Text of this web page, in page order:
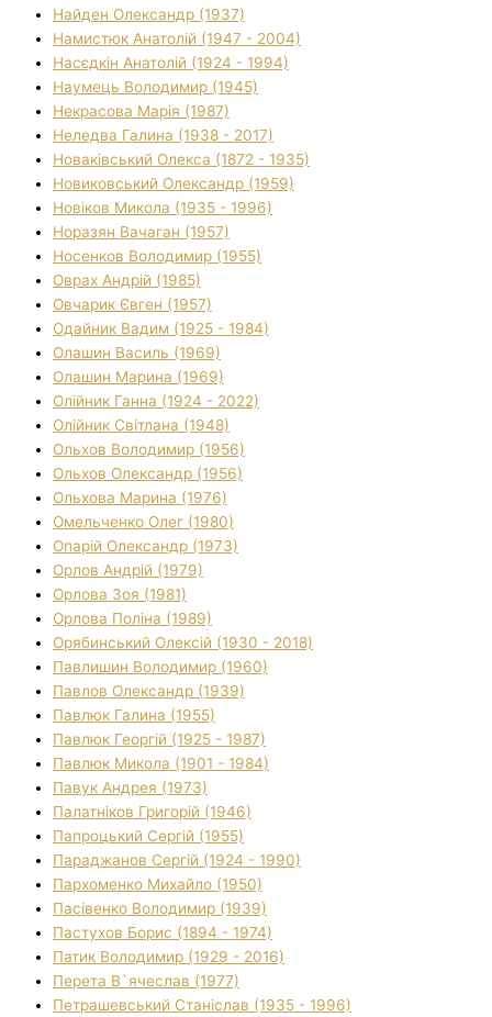
Найден Олександр (1937)
Намистюк Анатолій (1947 - 2004)
Насєдкін Анатолій (1924 - 1994)
Наумець Володимир (1945)
Некрасова Марія (1987)
Неледва Галина (1938 - 2017)
Новаківський Олекса (1872 - 1935)
Новиковський Олександр (1959)
Новіков Микола (1935 - 1996)
Норазян Вачаган (1957)
Носенков Володимир (1955)
Оврах Андрій (1985)
Овчарик Євген (1957)
Одайник Вадим (1925 - 1984)
Олашин Василь (1969)
Олашин Марина (1969)
Олійник Ганна (1924 - 2022)
Олійник Світлана (1948)
Ольхов Володимир (1956)
Ольхов Олександр (1956)
Ольхова Марина (1976)
Омельченко Олег (1980)
Опарій Олександр (1973)
Орлов Андрій (1979)
Орлова Зоя (1981)
Орлова Поліна (1989)
Орябинський Олексій (1930 - 2018)
Павлишин Володимир (1960)
Павлов Олександр (1939)
Павлюк Галина (1955)
Павлюк Георгій (1925 - 1987)
Павлюк Микола (1901 - 1984)
Павук Андрея (1973)
Палатніков Григорій (1946)
Папроцький Сергій (1955)
Параджанов Сергій (1924 - 1990)
Пархоменко Михайло (1950)
Пасівенко Володимир (1939)
Пастухов Борис (1894 - 1974)
Патик Володимир (1929 - 2016)
Перета В`ячеслав (1977)
Петрашевський Станіслав (1935 - 1996)